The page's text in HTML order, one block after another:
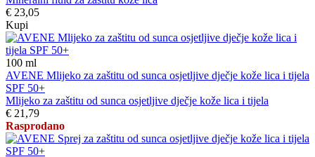
€ 23,05
Kupi
100 ml
AVENE Mlijeko za zaštitu od sunca osjetljive dječje kože lica i tijela
SPF 50+
Mlijeko za zaštitu od sunca osjetljive dječje kože lica i tijela
€ 21,79
Rasprodano